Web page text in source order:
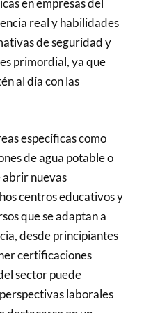
en empresas del
real y habilidades
de seguridad y
primordial, ya que
al día con las
específicas como
de agua potable o
abrir nuevas
centros educativos y
que se adaptan a
desde principiantes
certificaciones
sector puede
laborales